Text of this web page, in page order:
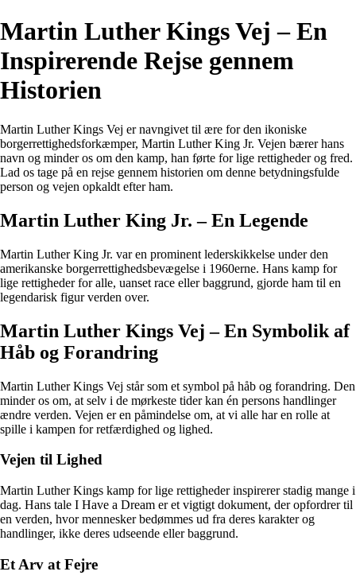
Martin Luther Kings Vej – En
Inspirerende Rejse gennem
Historien
Martin Luther Kings Vej er navngivet til ære for den ikoniske
borgerrettighedsforkæmper, Martin Luther King Jr. Vejen bærer hans
navn og minder os om den kamp, han førte for lige rettigheder og fred.
Lad os tage på en rejse gennem historien om denne betydningsfulde
person og vejen opkaldt efter ham.
Martin Luther King Jr. – En Legende
Martin Luther King Jr. var en prominent lederskikkelse under den
amerikanske borgerrettighedsbevægelse i 1960erne. Hans kamp for
lige rettigheder for alle, uanset race eller baggrund, gjorde ham til en
legendarisk figur verden over.
Martin Luther Kings Vej – En Symbolik af
Håb og Forandring
Martin Luther Kings Vej står som et symbol på håb og forandring. Den
minder os om, at selv i de mørkeste tider kan én persons handlinger
ændre verden. Vejen er en påmindelse om, at vi alle har en rolle at
spille i kampen for retfærdighed og lighed.
Vejen til Lighed
Martin Luther Kings kamp for lige rettigheder inspirerer stadig mange i
dag. Hans tale I Have a Dream er et vigtigt dokument, der opfordrer til
en verden, hvor mennesker bedømmes ud fra deres karakter og
handlinger, ikke deres udseende eller baggrund.
Et Arv at Fejre